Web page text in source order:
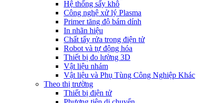
Hệ thống sấy khô
Công nghệ xử lý Plasma
Primer tăng độ bám dính
In nhãn hiệu
Chất tẩy rửa trong điện tử
Robot và tự động hóa
Thiết bị đo lường 3D
Vật liệu nhám
Vật liệu và Phụ Tùng Công Nghiệp Khác
Theo thị trường
Thiết bị điện tử